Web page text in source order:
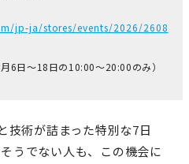
jp-ja/stores/events/2026/2608
6日～18日の1​0:00～2​0:00のみ）
技術が詰まった特別な7日
うでない人も、この機会に